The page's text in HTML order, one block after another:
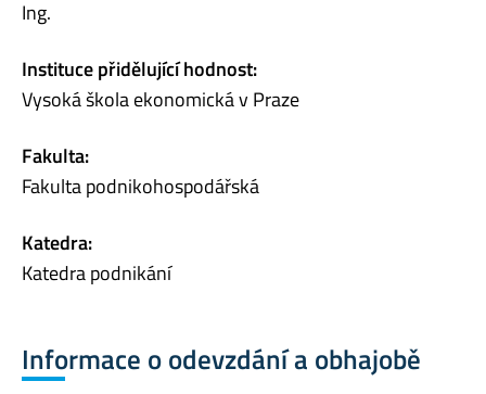
Ing.
Instituce přidělující hodnost:
Vysoká škola ekonomická v Praze
Fakulta:
Fakulta podnikohospodářská
Katedra:
Katedra podnikání
Informace o odevzdání a obhajobě